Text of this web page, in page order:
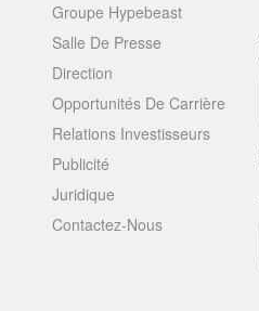
Groupe Hypebeast
Salle De Presse
Direction
Opportunités De Carrière
Relations Investisseurs
Publicité
Juridique
Contactez-Nous